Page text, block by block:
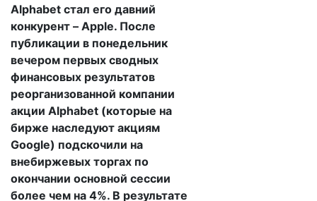
Alphabet стал его давний
конкурент – Apple. После
публикации в понедельник
вечером первых сводных
финансовых результатов
реорганизованной компании
акции Alphabet (которые на
бирже наследуют акциям
Google) подскочили на
внебиржевых торгах по
окончании основной сессии
более чем на 4%. В результате